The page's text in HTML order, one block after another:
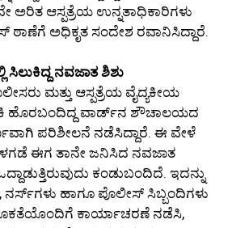
ಅರಿತ ಆಸ್ಪತ್ರೆಯ ಉನ್ನತಾಧಿಕಾರಿಗಳು
ಠಾಣೆಗೆ ಅಧಿಕೃತ ಸಂದೇಶ ರವಾನಿಸಿದ್ದಾರೆ.
ನವಜಾತ ಶಿಶು
ಮತ್ತು ಆಸ್ಪತ್ರೆಯ ವೈದ್ಯಕೀಯ
ಹೊರಬಂದಿದ್ದ ವಾರ್ಡ್‌ನ ಶೌಚಾಲಯದ
ಪರಿಶೀಲನೆ ನಡೆಸಿದ್ದಾರೆ. ಈ ವೇಳೆ
ಈಗ ತಾನೇ ಜನಿಸಿದ ನವಜಾತ
ಕಂಡುಬಂದಿದೆ. ಇದನ್ನು
ನರ್ಸ್‌ಗಳು ಹಾಗೂ ಪೊಲೀಸ್ ಸಿಬ್ಬಂದಿಗಳು
ಕಾರ್ಯಾಚರಣೆ ನಡೆಸಿ,